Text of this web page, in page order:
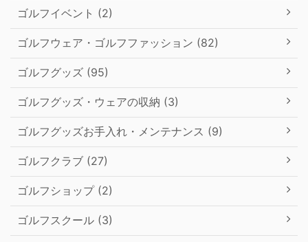
ゴルフイベント (2)
ゴルフウェア・ゴルフファッション (82)
ゴルフグッズ (95)
ゴルフグッズ・ウェアの収納 (3)
ゴルフグッズお手入れ・メンテナンス (9)
ゴルフクラブ (27)
ゴルフショップ (2)
ゴルフスクール (3)